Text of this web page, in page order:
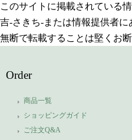
このサイトに掲載されている
吉-さきち-または情報提供者に
無断で転載することは堅くお
Order
商品一覧
ショッピングガイド
ご注文Q&A